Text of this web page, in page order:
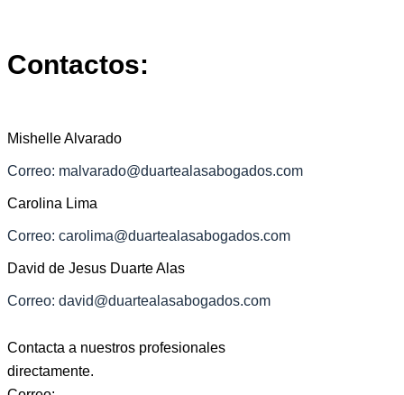
Contactos:
Mishelle Alvarado
Correo: malvarado@duartealasabogados.com
Carolina Lima
Correo: carolima@duartealasabogados.com
David de Jesus Duarte Alas
Correo: david@duartealasabogados.com
Contacta a nuestros profesionales
directamente.